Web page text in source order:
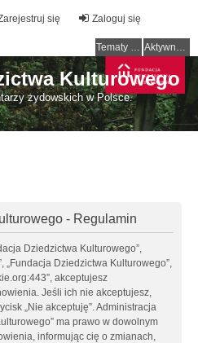
Zaloguj się
się
Tematy bez odpowiedzi Aktywne tematy
Kulturowego
żydowskich w Polsce.
- Regulamin
Dziedzictwa Kulturowego”,
„Fundacja Dziedzictwa Kulturowego”,
akceptujesz
Jeśli ich nie akceptujesz,
„Nie akceptuję”. Administracja
ma prawo w dowolnym
informując cię o zmianach,